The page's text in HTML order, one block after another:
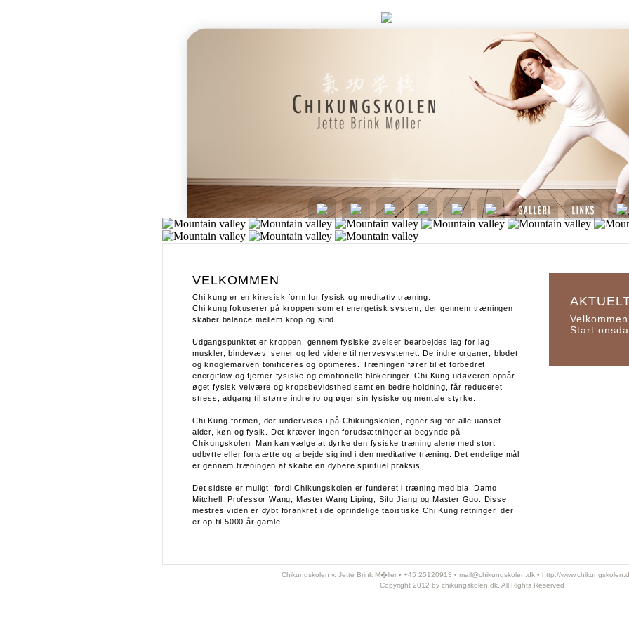
VELKOMMEN
Chi kung er en kinesisk form for fysisk og meditativ træning.
Chi kung fokuserer på kroppen som et energetisk system, der gennem træningen
skaber balance mellem krop og sind.
Udgangspunktet er kroppen, gennem fysiske øvelser bearbejdes lag for lag:
muskler, bindevæv, sener og led videre til nervesystemet. De indre organer, blodet
og knoglemarven tonificeres og optimeres. Træningen fører til et forbedret
energiflow og fjerner fysiske og emotionelle blokeringer. Chi Kung udøveren opnår
øget fysisk velvære og kropsbevidsthed samt en bedre holdning, får reduceret
stress, adgang til større indre ro og øger sin fysiske og mentale styrke.
Chi Kung-formen, der undervises i på Chikungskolen, egner sig for alle uanset
alder, køn og fysik. Det kræver ingen forudsætninger at begynde på
Chikungskolen. Man kan vælge at dyrke den fysiske træning alene med stort
udbytte eller fortsætte og arbejde sig ind i den meditative træning. Det endelige mål
er gennem træningen at skabe en dybere spirituel praksis.
Det sidste er muligt, fordi Chikungskolen er funderet i træning med bla. Damo
Mitchell, Professor Wang, Master Wang Liping, Sifu Jiang og Master Guo. Disse
mestres viden er dybt forankret i de oprindelige taoistiske Chi Kung retninger, der
er op til 5000 år gamle.
Start
Chikungskolen v. Jette Brink M�ller • +45 25120913 • mail@chikungskolen.dk • http://
Copyright 2012 by chikungskolen.dk. All Rights Reserved